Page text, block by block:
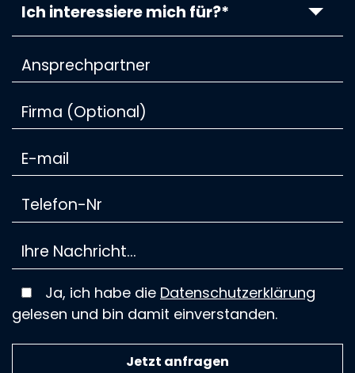
Ich interessiere mich für?*
Ja, ich habe die Datenschutzerklärung
gelesen und bin damit einverstanden.